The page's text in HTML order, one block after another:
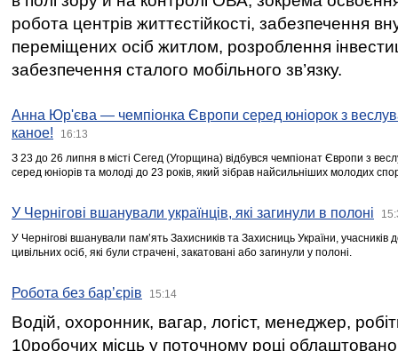
робота центрів життєстійкості, забезпечення
переміщених осіб житлом, розроблення
забезпечення сталого мобільного зв’язку.
Анна Юр'єва — чемпіонка Європи серед юніорок з
каное!
16:13
З 23 до 26 липня в місті Сегед (Угорщина) відбувся чемпіонат Європи з
серед юніорів та молоді до 23 років, який зібрав найсильніших молодих
У Чернігові вшанували українців, які загинули в полоні
У Чернігові вшанували пам’ять Захисників та Захисниць України,
цивільних осіб, які були страчені, закатовані або загинули у полоні.
Робота без бар’єрів 15:14
Водій, охоронник, вагар, логіст, менеджер,
10робочих місць у поточному році